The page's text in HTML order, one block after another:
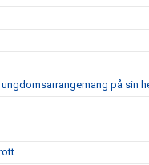
på sin